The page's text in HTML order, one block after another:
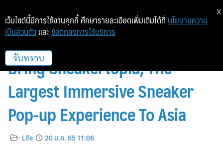
Gushcloud and SL Experiences
Bring Sneakertopia, The
Largest Immersive Sneaker
Pop-up Experience To Asia
Life 20 ม.ค. 65 11:06
เว็บไซต์นี้มีการใช้งานคุกกี้ ศึกษารายละเอียดเพิ่มเติมได้ที่ นโยบายความ
เป็นส่วนตัว และ ข้อตกลงการใช้บริการ
รับทราบ
X